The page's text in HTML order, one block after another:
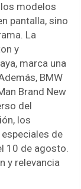
modelos
pantalla, sino
La
y
marca una
BMW
Brand New
del
los
de
10 de agosto.
y relevancia